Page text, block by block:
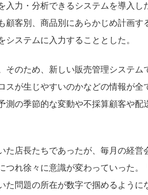
力・分析できるシステムを導入し
客別、商品別にあらかじめ計画す
ステムに入力することとした。
のため、新しい販売管理システム
スが生じやすいのかなどの情報が全
測の季節的な変動や不採算顧客や配
た店長たちであったが、毎月の経営
つれ徐々に意識が変わっていった。
問題の所在が数字で掴めるように